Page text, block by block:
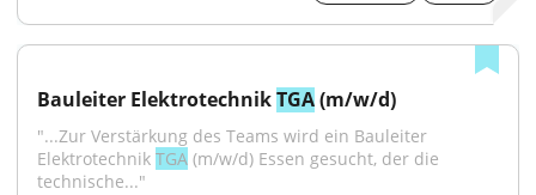
Bauleiter Elektrotechnik TGA (m/w/d)
"...Zur Verstärkung des Teams wird ein Bauleiter
Elektrotechnik TGA (m/w/d) Essen gesucht, der die
technische..."